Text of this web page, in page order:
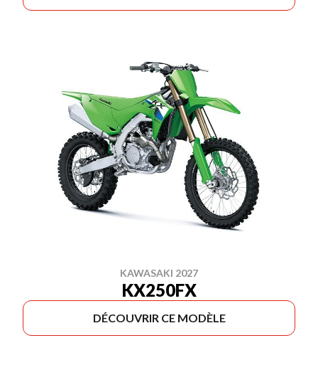
KAWASAKI 2027
KX250FX
DÉCOUVRIR CE MODÈLE